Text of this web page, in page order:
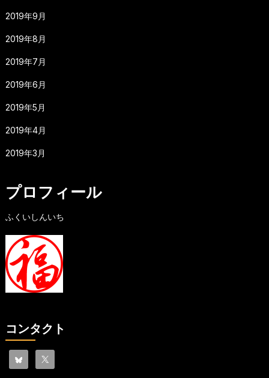
2019年9月
2019年8月
2019年7月
2019年6月
2019年5月
2019年4月
2019年3月
プロフィール
ふくいしんいち
コンタクト